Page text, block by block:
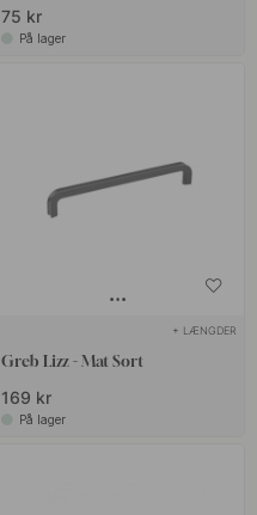
75 kr
På lager
+ LÆNGDER
Greb Lizz - Mat Sort
169 kr
På lager